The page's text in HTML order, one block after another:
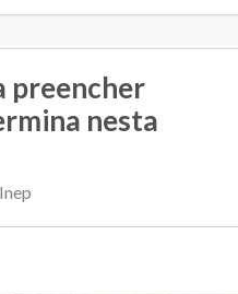
preencher
nesta